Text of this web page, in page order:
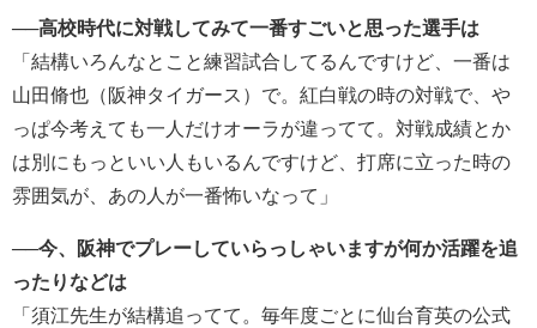
──高校時代に対戦してみて一番すごいと思った選手は
「結構いろんなとこと練習試合してるんですけど、一番は
山田脩也（阪神タイガース）で。紅白戦の時の対戦で、や
っぱ今考えても一人だけオーラが違ってて。対戦成績とか
は別にもっといい人もいるんですけど、打席に立った時の
雰囲気が、あの人が一番怖いなって」
──今、阪神でプレーしていらっしゃいますが何か活躍を追
ったりなどは
「須江先生が結構追ってて。毎年度ごとに仙台育英の公式